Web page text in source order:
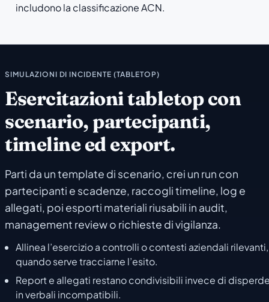
includono la classificazione ACN.
SIMULAZIONI DI INCIDENTE (TABLETOP)
Esercitazioni tabletop con
scenario, partecipanti,
timeline ed export.
Parti da un template di scenario, crei un run con
partecipanti e scadenze, raccogli timeline, log e
allegati, poi esporti materiali riusabili in audit,
management review o richieste di vigilanza.
Allinea l’esercizio a controlli o contesti aziendali rilevanti,
quando serve tracciarne l’esito.
Report e allegati restano condivisibili invece di
in verbali incompatibili.